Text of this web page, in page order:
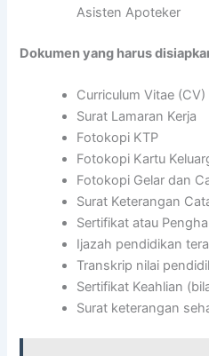
Asisten Apoteker
Dokumen yang harus
Curriculum Vitae (CV)
Surat Lamaran Kerja
Fotokopi KTP
Fotokopi Kartu
Fotokopi Gelar dan
Surat Keterangan
Sertifikat atau
Ijazah pendidikan
Transkrip nilai
Sertifikat Keahlian
Surat keterangan